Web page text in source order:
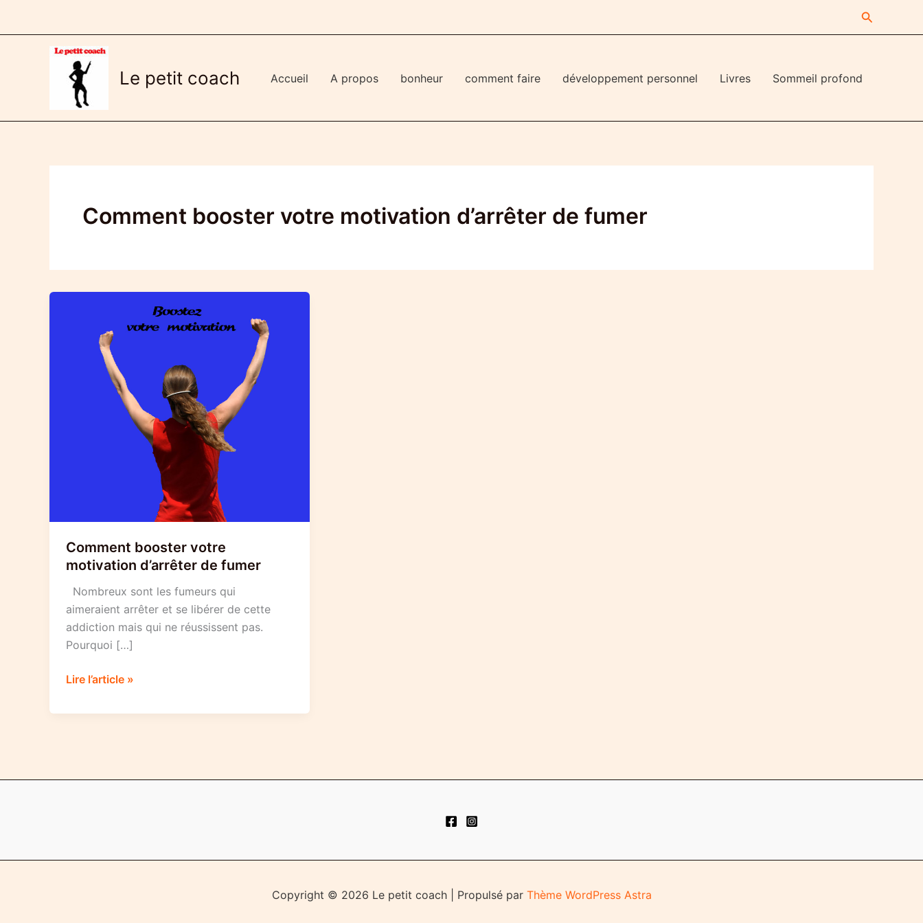
Le petit coach Accueil A propos bonheur comment faire développement personnel Livres Sommeil profond
Comment booster votre motivation d’arrêter de fumer
Comment booster votre
motivation d’arrêter de fumer
Nombreux sont les fumeurs qui
aimeraient arrêter et se libérer de cette
addiction mais qui ne réussissent pas.
Pourquoi […]
Comment
votre
Lire l’article »
Copyright © 2026 Le petit coach | Propulsé par Thème WordPress Astra